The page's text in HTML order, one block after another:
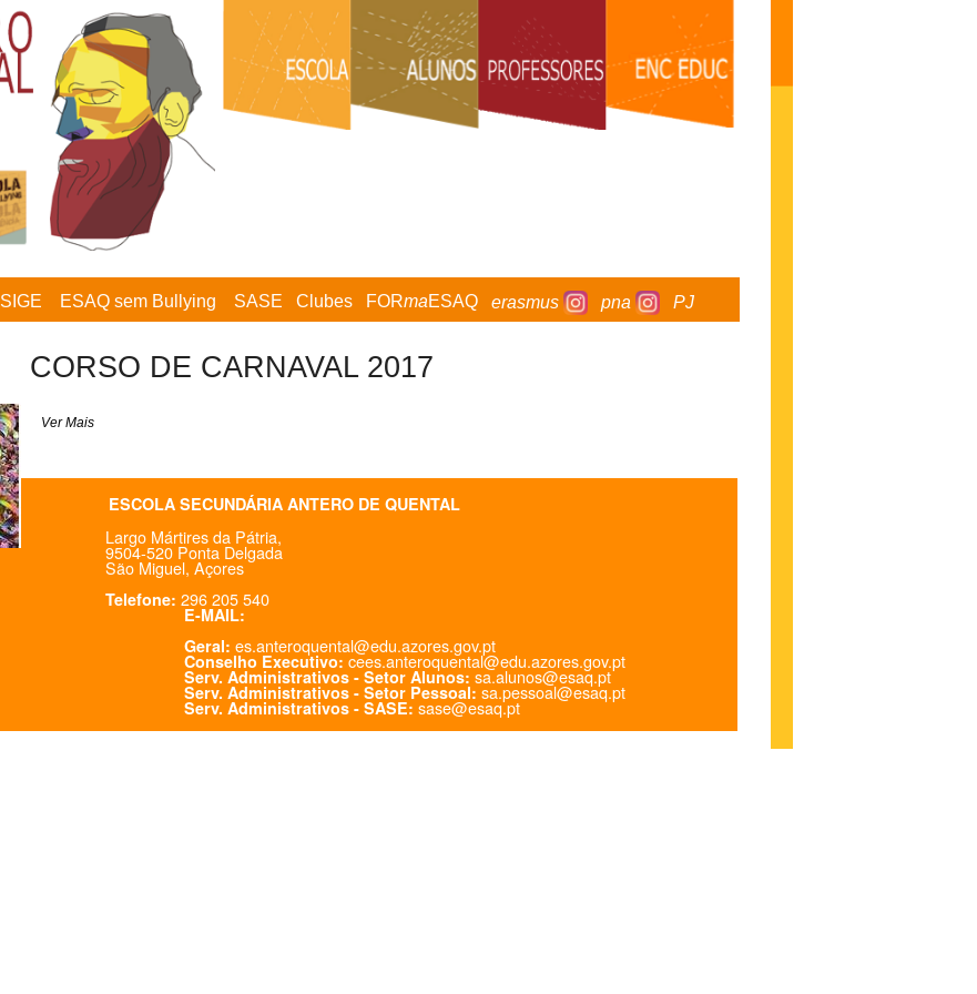
SIGE ESAQ sem Bullying SASE Clubes FORmaESAQ erasmus pna PJ
CORSO DE CARNAVAL 2017
Ver Mais
ESCOLA SECUNDÁRIA ANTERO DE QUENTAL
Largo Mártires da Pátria,
9504-520 Ponta Delgada
São Miguel, Açores
Telefone: 296 205 540
E-MAIL:
Geral: es.anteroquental@edu.azores.gov.pt
Conselho Executivo: cees.anteroquental@edu.azores.gov.pt
Serv. Administrativos - Setor Alunos: sa.alunos@esaq.pt
Serv. Administrativos - Setor Pessoal: sa.pessoal@esaq.pt
Serv. Administrativos - SASE: sase@esaq.pt